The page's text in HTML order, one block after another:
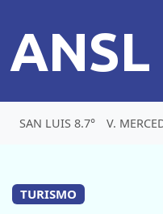
ANSL
SAN LUIS 8.7° V.
TURISMO